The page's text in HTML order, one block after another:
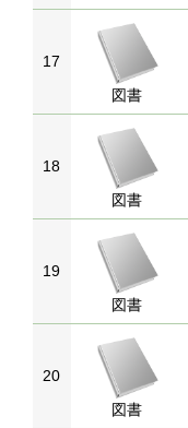
17
図書
18
図書
19
図書
20
図書